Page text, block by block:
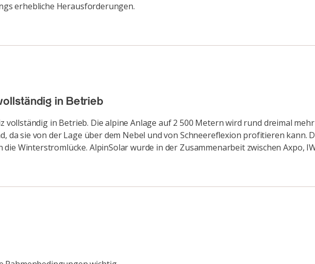
erhebliche Herausforderungen.
in Betrieb
vollständig in Betrieb. Die alpine Anlage auf 2 500 Metern wird rund dreimal
da sie von der Lage über dem Nebel und von Schneereflexion profitieren kann.
Winterstromlücke. AlpinSolar wurde in der Zusammenarbeit zwischen Axpo,